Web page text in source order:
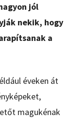
jól
nekik, hogy
a
éveken át
magukénak